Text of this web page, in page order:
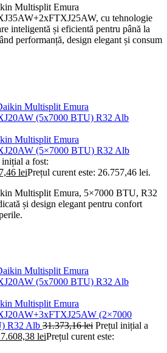
Multisplit Emura
cu tehnologie
inteligentă și eficientă pentru până la
performanță, design elegant și consum
Multisplit Emura
(5×7000 BTU) R32 Alb
a fost:
leiPrețul curent este: 26.757,46 lei.
Multisplit Emura, 5×7000 BTU, R32
și design elegant pentru confort
Multisplit Emura
(2×7000
R32 Alb 31.373,16lei Prețul inițial a
leiPrețul curent este: